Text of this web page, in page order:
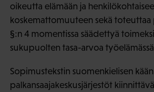
oikeutta elämään ja
koskemattomuuteen sekä toteuttaa
§:n 4 momentissa säädettyä
sukupuolten tasa-arvoa
Sopimustekstin suomenkielisen
palkansaajakeskusjärjestöt